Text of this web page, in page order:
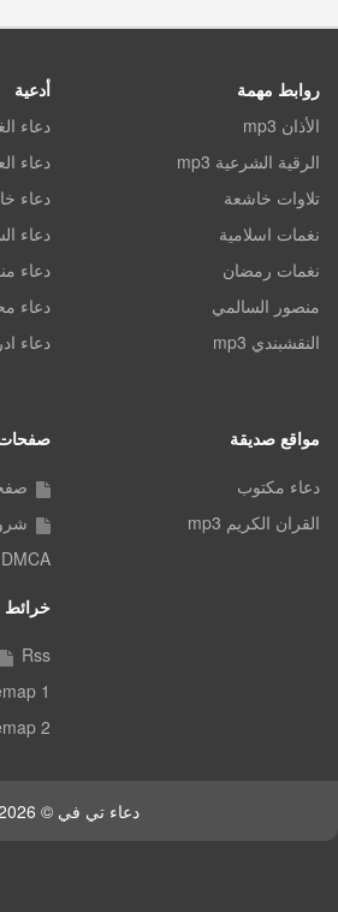
روابط مهمة
الأذان mp3
الرقية الشرعية mp3
تلاوات خاشعة
نغمات اسلامية
نغمات رمضان
منصور السالمي
النقشبندي mp3
أدعية
دعاء
دعاء
دعاء
دعاء
دعاء
دعاء
دعاء
مواقع صديقة
دعاء مكتوب
القران الكريم mp3
DMCA
خرائط
Rss
1
2
دعاء تي في © 2026